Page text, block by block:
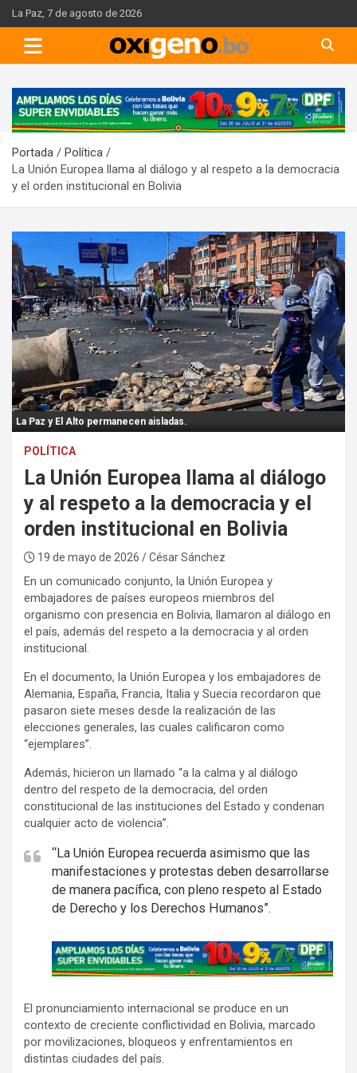
Skip
to
content
La Paz, 7 de agosto de 2026
A
d
e
r
t
e
m
e
n
t
:
Portada
Política
La Unión Europea llama al diálogo y al respeto a la democracia
y el orden institucional en Bolivia
La Paz y El Alto permanecen aisladas.
POLÍTICA
La Unión Europea llama al diálogo
y al respeto a la democracia y el
orden institucional en Bolivia
19 de mayo de 2026 / César Sánchez
En un comunicado conjunto, la Unión Europea y
embajadores de países europeos miembros del
organismo con presencia en Bolivia, llamaron al diálogo en
el país, además del respeto a la democracia y al orden
institucional.
En el documento, la Unión Europea y los embajadores de
Alemania, España, Francia, Italia y Suecia recordaron que
pasaron siete meses desde la realización de las
elecciones generales, las cuales calificaron como
“ejemplares”.
Además, hicieron un llamado “a la calma y al diálogo
dentro del respeto de la democracia, del orden
constitucional de las instituciones del Estado y condenan
cualquier acto de violencia”.
“La Unión Europea recuerda asimismo que las
manifestaciones y protestas deben desarrollarse
de manera pacífica, con pleno respeto al Estado
de Derecho y los Derechos Humanos”.
A
d
e
r
t
El pronunciamiento internacional se produce en un
contexto de creciente conflictividad en Bolivia, marcado
por movilizaciones, bloqueos y enfrentamientos en
distintas ciudades del país.